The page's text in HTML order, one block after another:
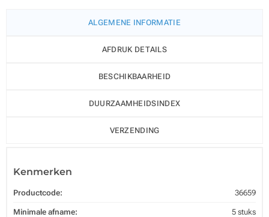
ALGEMENE INFORMATIE
AFDRUK DETAILS
BESCHIKBAARHEID
DUURZAAMHEIDSINDEX
VERZENDING
Kenmerken
Productcode: 36659
Minimale afname: 5 stuks